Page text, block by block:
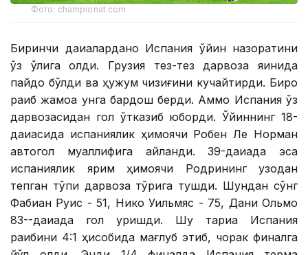
Фото: championat.com
Биринчи дақиқаларданоқ Испания ўйин назоратини
ўз қўлига олди. Грузия тез-тез дарвоза яқинида
пайдо бўлди ва ҳужум чизиғини кучайтирди. Бироқ
рақиб жамоа унга бардош берди. Аммо Испания ўз
дарвозасидан гол ўтказиб юборди. Ўйиннинг 18-
дақиқасида испаниялик ҳимоячи Робен Ле Норман
автогол муаллифига айланди. 39-дақиқада эса
испаниялик ярим ҳимоячи Родрининг узоқдан
тепган тўпи дарвоза тўрига тушди. Шундан сўнг
Фабиан Руис - 51, Нико Уильмяс - 75, Дани Ольмо
83--дақиқада гол уришди. Шу тариқа Испания
рақибини 4:1 ҳисобида мағлуб этиб, чорак финалга